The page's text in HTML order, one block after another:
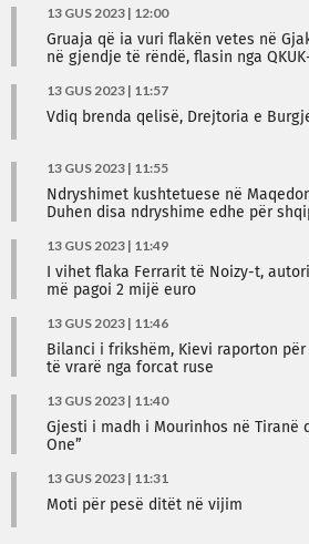
13 GUS 2023 | 12:00
Gruaja që ia vuri flakën vetes në
në gjendje të rëndë, flasin nga
13 GUS 2023 | 11:57
Vdiq brenda qelisë, Drejtoria e
13 GUS 2023 | 11:55
Ndryshimet kushtetuese në
Duhen disa ndryshime edhe për
13 GUS 2023 | 11:49
I vihet flaka Ferrarit të Noizy-t,
më pagoi 2 mijë euro
13 GUS 2023 | 11:46
Bilanci i frikshëm, Kievi raporton
të vrarë nga forcat ruse
13 GUS 2023 | 11:40
Gjesti i madh i Mourinhos në Tiranë
One”
13 GUS 2023 | 11:31
Moti për pesë ditët në vijim